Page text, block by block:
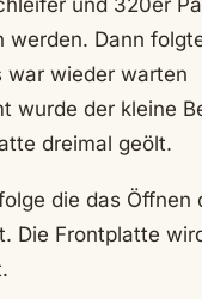
und 320er
werden. Dann
war wieder warten
wurde der kleine
dreimal geölt.
die das Öffnen
Die Frontplatte